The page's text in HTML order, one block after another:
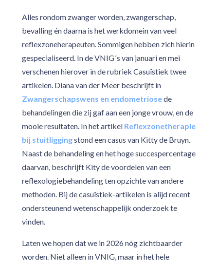
Alles rondom zwanger worden, zwangerschap,
bevalling én daarna is het werkdomein van veel
reflexzoneherapeuten. Sommigen hebben zich hierin
gespecialiseerd. In de VNIG´s van januari en mei
verschenen hierover in de rubriek Casuïstiek twee
artikelen. Diana van der Meer beschrijft in
Zwangerschapswens en endometriosede
behandelingen die zij gaf aan een jonge vrouw, en de
mooie resultaten. In het artikel Reflexzonetherapie
bij stuitliggingstond een casus van Kitty de Bruyn.
Naast de behandeling en het hoge succespercentage
daarvan, beschrijft Kity de voordelen van een
reflexologiebehandeling ten opzichte van andere
methoden. Bij de casuïstiek-artikelen is alijd recent
ondersteunend wetenschappelijk onderzoek te
vinden.
Laten we hopen dat we in 2026 nóg zichtbaarder
worden. Niet alleen in VNIG, maar in het hele